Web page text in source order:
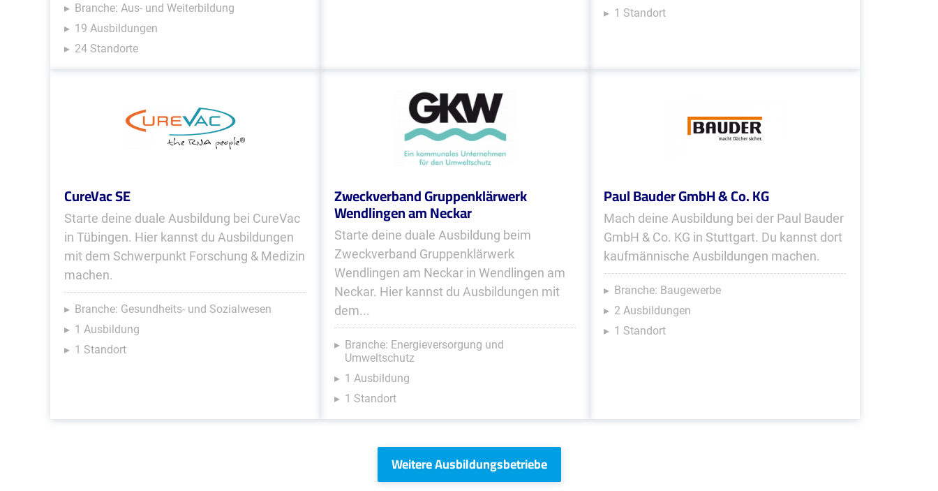
Branche: Aus- und Weiterbildung
19 Ausbildungen
24 Standorte
1 Standort
CureVac SE
Starte deine duale Ausbildung bei CureVac
in Tübingen. Hier kannst du Ausbildungen
mit dem Schwerpunkt Forschung & Medizin
machen.
Branche: Gesundheits- und Sozialwesen
1 Ausbildung
1 Standort
Zweckverband Gruppenklärwerk
Wendlingen am Neckar
Starte deine duale Ausbildung beim
Zweckverband Gruppenklärwerk
Wendlingen am Neckar in Wendlingen am
Neckar. Hier kannst du Ausbildungen mit
dem...
Branche: Energieversorgung und
Umweltschutz
1 Ausbildung
1 Standort
Paul Bauder GmbH & Co. KG
Mach deine Ausbildung bei der Paul Bauder
GmbH & Co. KG in Stuttgart. Du kannst dort
kaufmännische Ausbildungen machen.
Branche: Baugewerbe
2 Ausbildungen
1 Standort
Weitere Ausbildungsbetriebe